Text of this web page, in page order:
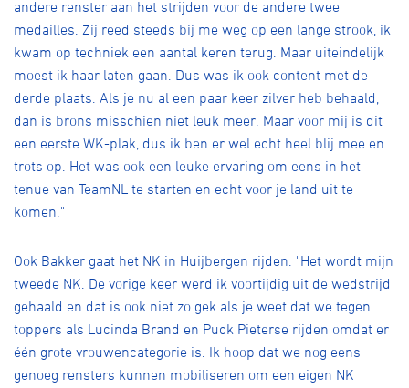
andere renster aan het strijden voor de andere twee
medailles. Zij reed steeds bij me weg op een lange strook, ik
kwam op techniek een aantal keren terug. Maar uiteindelijk
moest ik haar laten gaan. Dus was ik ook content met de
derde plaats. Als je nu al een paar keer zilver heb behaald,
dan is brons misschien niet leuk meer. Maar voor mij is dit
een eerste WK-plak, dus ik ben er wel echt heel blij mee en
trots op. Het was ook een leuke ervaring om eens in het
tenue van TeamNL te starten en echt voor je land uit te
komen."
Ook Bakker gaat het NK in Huijbergen rijden. "Het wordt mijn
tweede NK. De vorige keer werd ik voortijdig uit de wedstrijd
gehaald en dat is ook niet zo gek als je weet dat we tegen
toppers als Lucinda Brand en Puck Pieterse rijden omdat er
één grote vrouwencategorie is. Ik hoop dat we nog eens
genoeg rensters kunnen mobiliseren om een eigen NK